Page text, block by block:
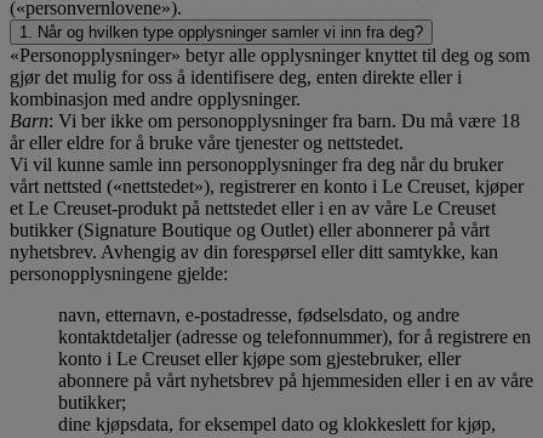
(«personvernlovene»).
1. Når og hvilken type opplysninger samler vi inn fra deg?
«Personopplysninger» betyr alle opplysninger knyttet til deg og som
gjør det mulig for oss å identifisere deg, enten direkte eller i
kombinasjon med andre opplysninger.
Barn: Vi ber ikke om personopplysninger fra barn. Du må være 18
år eller eldre for å bruke våre tjenester og nettstedet.
Vi vil kunne samle inn personopplysninger fra deg når du bruker
vårt nettsted («nettstedet»), registrerer en konto i Le Creuset, kjøper
et Le Creuset-produkt på nettstedet eller i en av våre Le Creuset
butikker (Signature Boutique og Outlet) eller abonnerer på vårt
nyhetsbrev. Avhengig av din forespørsel eller ditt samtykke, kan
personopplysningene gjelde:
navn, etternavn, e-postadresse, fødselsdato, og andre
kontaktdetaljer (adresse og telefonnummer), for å registrere en
konto i Le Creuset eller kjøpe som gjestebruker, eller
abonnere på vårt nyhetsbrev på hjemmesiden eller i en av våre
butikker;
dine kjøpsdata, for eksempel dato og klokkeslett for kjøp,